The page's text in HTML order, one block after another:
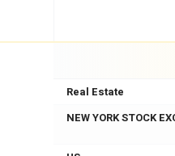
Real Estate
NEW YORK STOCK